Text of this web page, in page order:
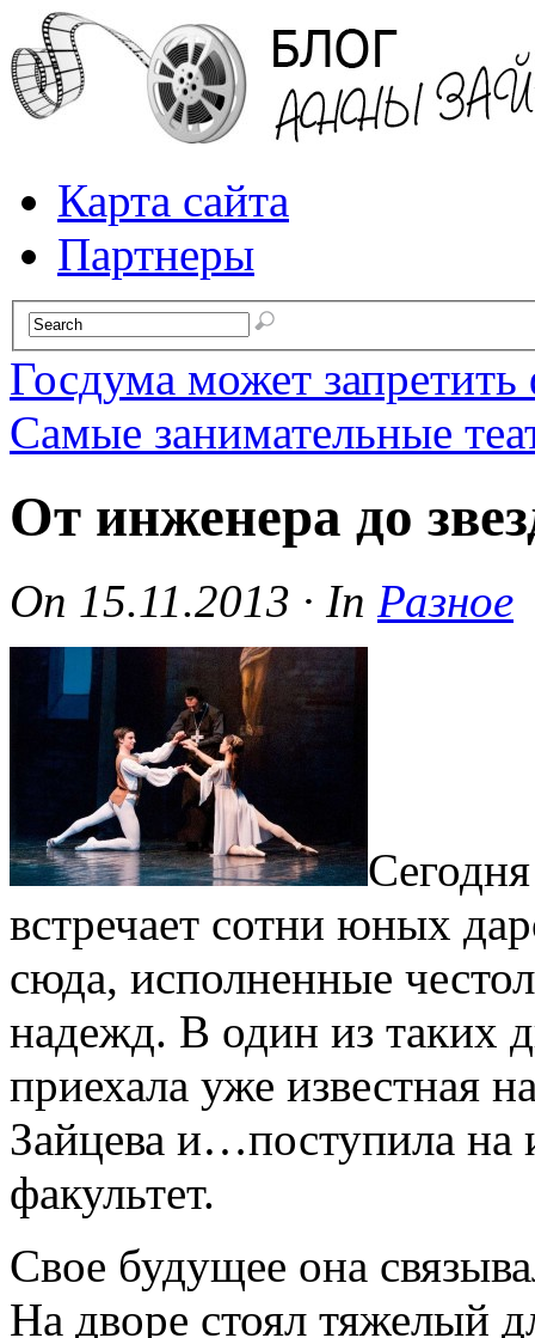
Карта сайта
Партнеры
Госдума может
Самые занимательные
От инженера до
On 15.11.2013 · In Разное
встречает сотни юных
сюда, исполненные
надежд. В один из таких
приехала уже известная
Зайцева и…поступила на
факультет.
Свое будущее она
На дворе стоял тяжелый